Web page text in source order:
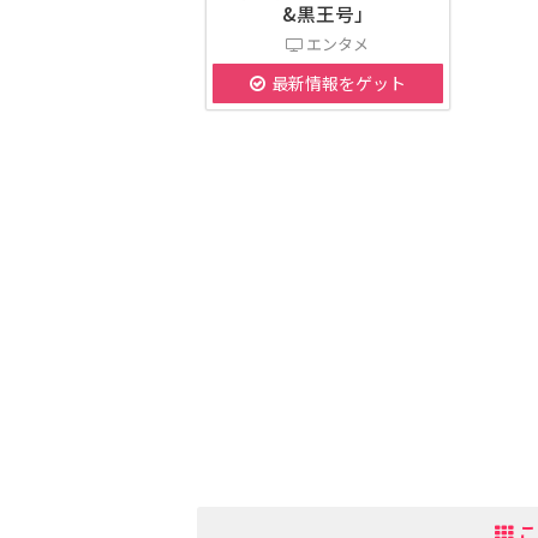
&黒王号」
エンタメ
最新情報をゲット